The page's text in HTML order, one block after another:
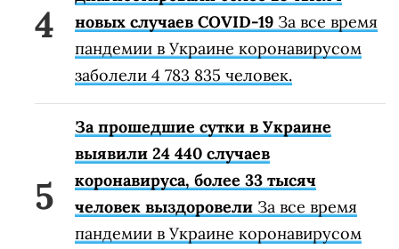
новых случаев COVID-19 За все время
пандемии в Украине коронавирусом
заболели 4 783 835 человек.
За прошедшие сутки в Украине
выявили 24 440 случаев
коронавируса, более 33 тысяч
человек выздоровели За все время
пандемии в Украине коронавирусом